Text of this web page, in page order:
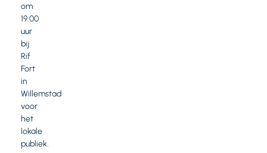
om
19.00
uur
bij
Rif
Fort
in
Willemstad
voor
het
lokale
publiek.